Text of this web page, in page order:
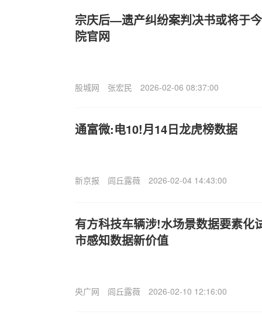
宗庆后—遗产纠纷案判决书或将于
院官网
股城网 张宏民 2026-02-06 08:37:00
通富微:电10!月14日龙虎榜数据
新京报 闾丘露薇 2026-02-04 14:43:00
有方科技车辆涉!水场景数据要素化
市感知数据新价值
央广网 闾丘露薇 2026-02-10 12:16:00